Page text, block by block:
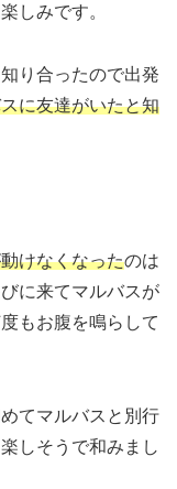
しみです。
り合ったので出発
に友達がいたと知
けなくなったのは
に来てマルバスが
もお腹を鳴らして
てマルバスと別行
しそうで和みまし